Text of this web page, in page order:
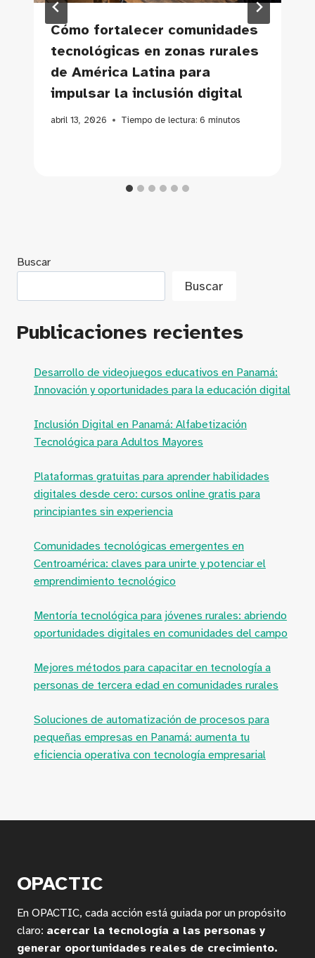
Cómo fortalecer comunidades
tecnológicas en zonas rurales
de América Latina para
impulsar la inclusión digital
abril 13, 2026 Tiempo de lectura: 6 minutos
Buscar
Buscar
Publicaciones recientes
Desarrollo de videojuegos educativos en Panamá:
Innovación y oportunidades para la educación digital
Inclusión Digital en Panamá: Alfabetización
Tecnológica para Adultos Mayores
Plataformas gratuitas para aprender habilidades
digitales desde cero: cursos online gratis para
principiantes sin experiencia
Comunidades tecnológicas emergentes en
Centroamérica: claves para unirte y potenciar el
emprendimiento tecnológico
Mentoría tecnológica para jóvenes rurales: abriendo
oportunidades digitales en comunidades del campo
Mejores métodos para capacitar en tecnología a
personas de tercera edad en comunidades rurales
Soluciones de automatización de procesos para
pequeñas empresas en Panamá: aumenta tu
eficiencia operativa con tecnología empresarial
OPACTIC
En OPACTIC, cada acción está guiada por un propósito
claro: acercar la tecnología a las personas y
generar oportunidades reales de crecimiento.